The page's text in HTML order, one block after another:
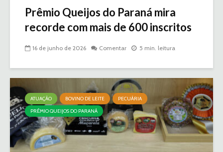
Prêmio Queijos do Paraná mira
recorde com mais de 600 inscritos
16 de junho de 2026 Comentar 5 min. leitura
ATUAÇÃO BOVINO DE LEITE
PECUÁRIA
PRÊMIO QUEIJOS DO PARANÁ